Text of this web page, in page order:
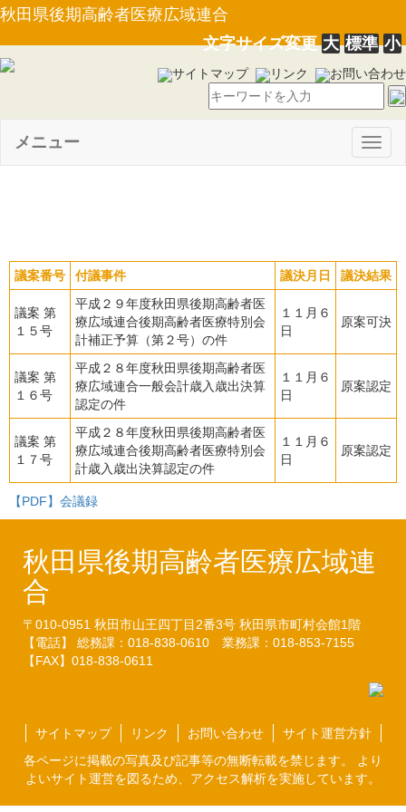
秋田県後期高齢者医療広域連合
文字サイズ変更大 標準 小
サイトマップ リンク お問い合わせ
メニュー
議案番号 付議事件 議決月日 議決結果
議案 第
１５号
平成２９年度秋田県後期高齢者医
療広域連合後期高齢者医療特別会
計補正予算（第２号）の件
１１月６
日
原案可決
議案 第
１６号
平成２８年度秋田県後期高齢者医
療広域連合一般会計歳入歳出決算
認定の件
１１月６
日
原案認定
議案 第
１７号
平成２８年度秋田県後期高齢者医
療広域連合後期高齢者医療特別会
計歳入歳出決算認定の件
１１月６
日
原案認定
【PDF】会議録
秋田県後期高齢者医療広域連
合
〒010-0951 秋田市山王四丁目2番3号 秋田県市町村会館1階
【電話】 総務課：018-838-0610 業務課：018-853-7155
【FAX】018-838-0611
サイトマップ リンク お問い合わせ
サイト運営方針
各ページに掲載の写真及び記事等の無断転載を禁じます。 より
よいサイト運営を図るため、アクセス解析を実施しています。